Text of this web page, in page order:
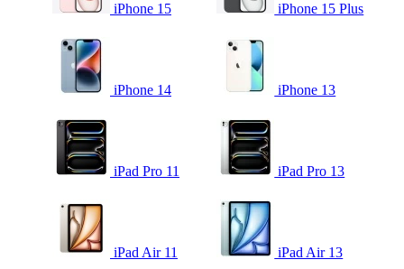
iPhone 15 iPhone 15 Plus
iPhone 14 iPhone 13
iPad Pro 11 iPad Pro 13
iPad Air 11 iPad Air 13